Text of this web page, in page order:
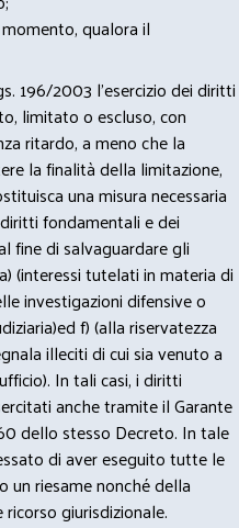
qualora il
196/2003 l’esercizio dei diritti
limitato o escluso, con
ritardo, a meno che la
la finalità della limitazione,
una misura necessaria
fondamentali e dei
fine di salvaguardare gli
(interessi tutelati in materia di
investigazioni difensive o
f) (alla riservatezza
illeciti di cui sia venuto a
In tali casi, i diritti
anche tramite il Garante
dello stesso Decreto. In tale
di aver eseguito tutte le
un riesame nonché della
giurisdizionale.